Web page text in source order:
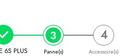
6S PLUS Panne(s) Accessoire(s)